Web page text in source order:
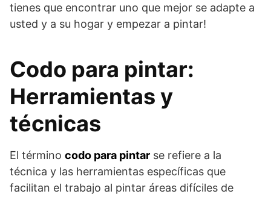
tienes que encontrar uno que mejor se adapte a
usted y a su hogar y empezar a pintar!
Codo para pintar:
Herramientas y
técnicas
El término codo para pintar se refiere a la
técnica y las herramientas específicas que
facilitan el trabajo al pintar áreas difíciles de